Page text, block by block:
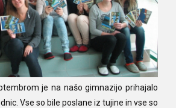
je na našo gimnazijo prihajalo
Vse so bile poslane iz tujine in vse so